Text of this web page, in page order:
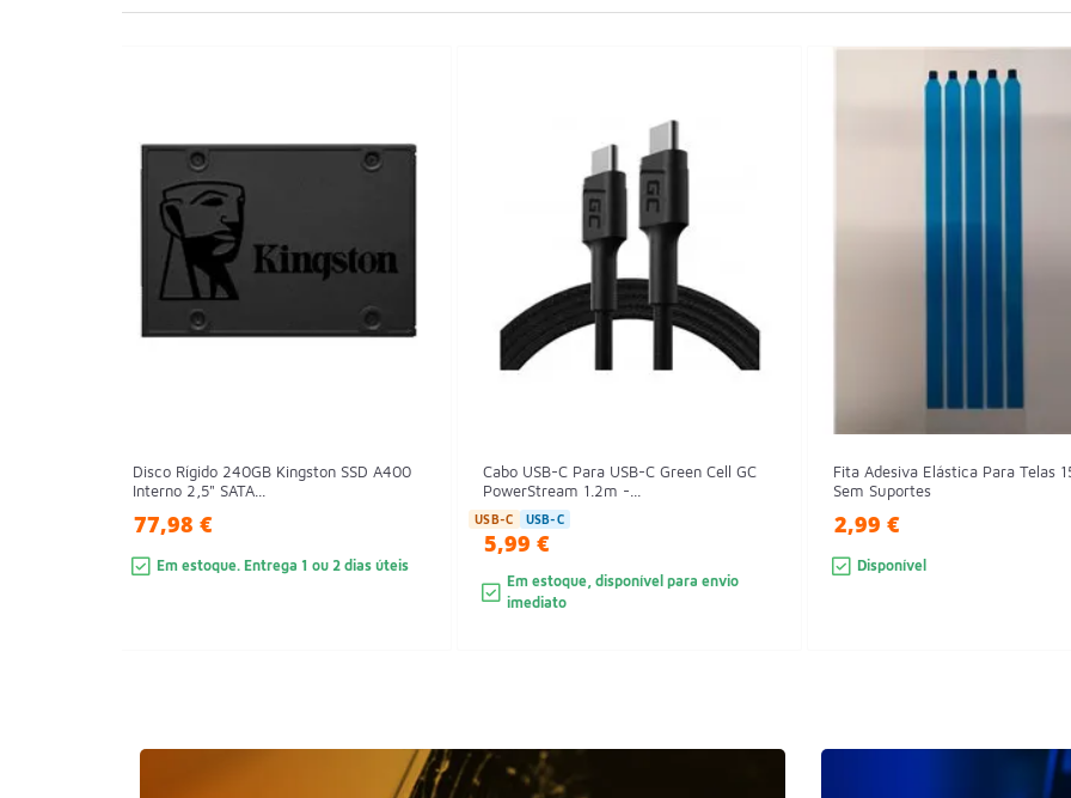
Disco Rígido 240GB Kingston SSD A400
Interno 2,5" SATA...
77,98 €
Em estoque. Entrega 1 ou 2 dias úteis
Cabo USB-C Para USB-C Green Cell GC
PowerStream 1.2m -...
USB-C USB-C
5,99 €
Em estoque, disponível para envio
imediato
Fita Adesiva Elástica Para Telas
Sem Suportes
2,99 €
Disponível